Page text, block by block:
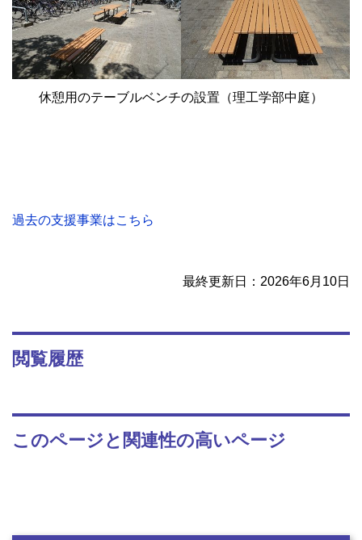
休憩用のテーブルベンチの設置（理工学部中庭）
過去の支援事業はこちら
最終更新日：2026年6月10日
閲覧履歴
このページと関連性の高いページ